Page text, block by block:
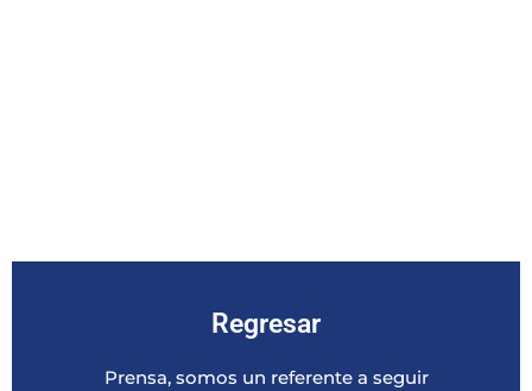
Regresar
Prensa, somos un referente a seguir